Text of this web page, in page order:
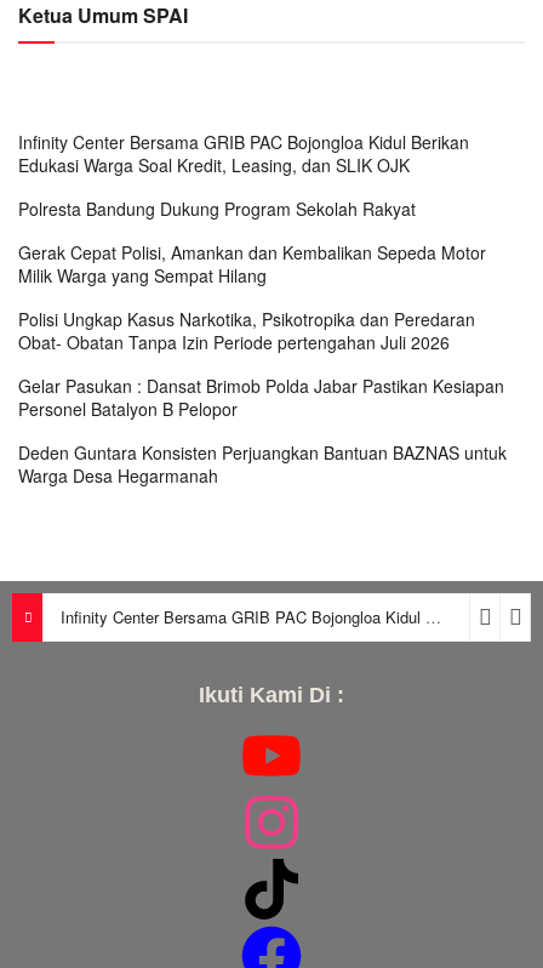
Ketua Umum SPAI
Infinity Center Bersama GRIB PAC Bojongloa Kidul Berikan
Edukasi Warga Soal Kredit, Leasing, dan SLIK OJK
Polresta Bandung Dukung Program Sekolah Rakyat
Gerak Cepat Polisi, Amankan dan Kembalikan Sepeda Motor
Milik Warga yang Sempat Hilang
Polisi Ungkap Kasus Narkotika, Psikotropika dan Peredaran
Obat- Obatan Tanpa Izin Periode pertengahan Juli 2026
Gelar Pasukan : Dansat Brimob Polda Jabar Pastikan Kesiapan
Personel Batalyon B Pelopor
Deden Guntara Konsisten Perjuangkan Bantuan BAZNAS untuk
Warga Desa Hegarmanah
Infinity Center Bersama GRIB PAC Bojongloa Kidul Berikan Edukasi Warga Soal Kredit, Leasing, dan SLIK OJK
Ikuti Kami Di :